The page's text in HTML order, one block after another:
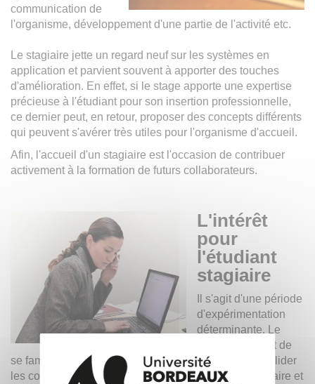
communication de
l'organisme, développement d'une partie de l'activité etc.
Le stagiaire jette un regard neuf sur les systèmes en
application et parvient souvent à apporter des touches
d'amélioration. En effet, si le stage apporte une expertise
précieuse à l'étudiant pour son insertion professionnelle,
ce dernier peut, en retour, proposer des concepts différents
qui peuvent s'avérer très utiles pour l'organisme d'accueil.
Afin, l'accueil d'un stagiaire est l'occasion de contribuer
activement à la formation de futurs collaborateurs.
L'intérêt
pour
l'étudiant
stagiaire
Il s'agit d'une période
d'expérimentation
déterminante. Le
stage lui permet de
se familiariser avec la pratique professionnelle, de valider
les compétences acquises dans le contexte universitaire et